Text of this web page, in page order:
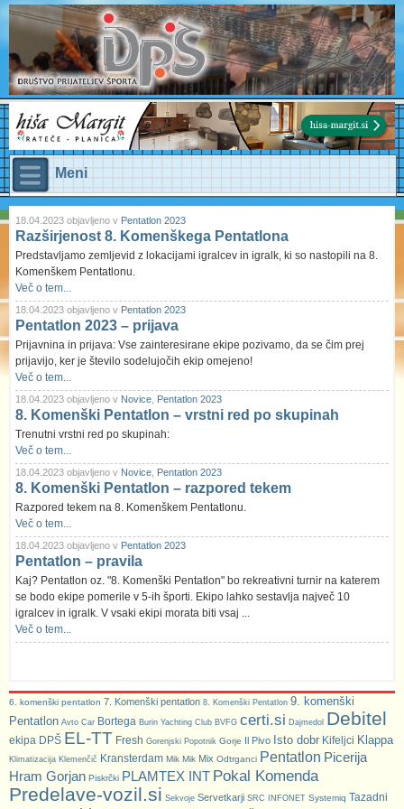
Meni
18.04.2023 objavljeno v Pentatlon 2023
Razširjenost 8. Komenškega Pentatlona
Predstavljamo zemljevid z lokacijami igralcev in igralk, ki so nastopili na 8.
Komenškem Pentatlonu.
Več o tem...
18.04.2023 objavljeno v Pentatlon 2023
Pentatlon 2023 – prijava
Prijavnina in prijava: Vse zainteresirane ekipe pozivamo, da se čim prej
prijavijo, ker je število sodelujočih ekip omejeno!
Več o tem...
18.04.2023 objavljeno v Novice Pentatlon 2023
8. Komenški Pentatlon – vrstni red po skupinah
Trenutni vrstni red po skupinah:
Več o tem...
18.04.2023 objavljeno v Novice Pentatlon 2023
8. Komenški Pentatlon – razpored tekem
Razpored tekem na 8. Komenškem Pentatlonu.
Več o tem...
18.04.2023 objavljeno v Pentatlon 2023
Pentatlon – pravila
Kaj? Pentatlon oz. "8. Komenški Pentatlon" bo rekreativni turnir na katerem
se bodo ekipe pomerile v 5-ih športi. Ekipo lahko sestavlja največ 10
igralcev in igralk. V vsaki ekipi morata biti vsaj ...
Več o tem...
6. komenški pentatlon 7. Komenški pentatlon 8. Komenški Pentatlon 9. komenški
Pentatlon Avto Car Bortega Burin Yachting Club BVFG certi.si Dajmedol Debitel
ekipa DPŠ EL-TT Fresh Gorenjski Popotnik Gorje Il Pivo Isto dobr Kifeljci Klappa
Klimatizacija Klemenčič Kransterdam Mik Mik Mix Odtrganci Pentatlon Picerija
Hram Gorjan Piskrčki PLAMTEX INT Pokal Komenda
Predelave-vozil.si Sekvoje Servetkarji SRC INFONET Systemiq Tazadni